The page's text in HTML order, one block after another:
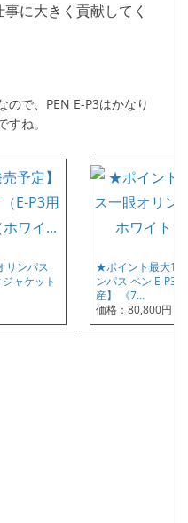
に大きく貢献してく
で、PEN E-P3はかなり
ね。
リンパス
ャケット
★ポイント最大10
ンパス ペン E-P3
産】 《7…
価格：80,800円（